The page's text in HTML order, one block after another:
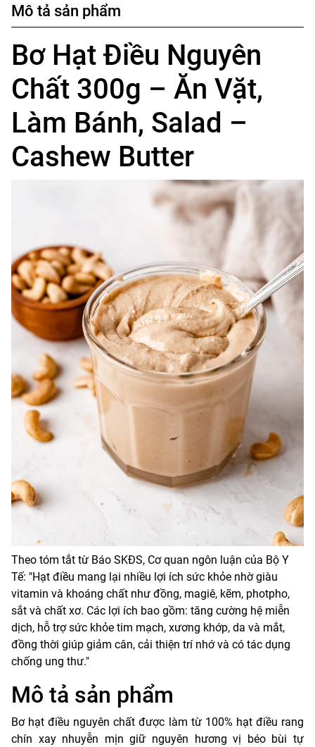
Mô tả sản phẩm
Bơ Hạt Điều Nguyên
Chất 300g – Ăn Vặt,
Làm Bánh, Salad –
Cashew Butter
Theo tóm tắt từ Báo SKĐS, Cơ quan ngôn luận của Bộ Y
Tế: "Hạt điều mang lại nhiều lợi ích sức khỏe nhờ giàu
vitamin và khoáng chất như đồng, magiê, kẽm, photpho,
sắt và chất xơ. Các lợi ích bao gồm: tăng cường hệ miễn
dịch, hỗ trợ sức khỏe tim mạch, xương khớp, da và mắt,
đồng thời giúp giảm cân, cải thiện trí nhớ và có tác dụng
chống ung thư."
Mô tả sản phẩm
Bơ hạt điều nguyên chất được làm từ 100% hạt điều rang
chín xay nhuyễn mịn giữ nguyên hương vị béo bùi tự